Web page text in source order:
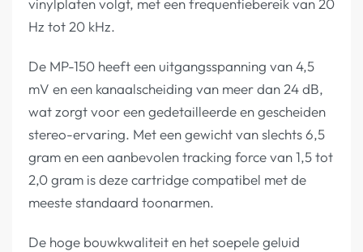
Hz tot 20 kHz.
De MP-150 heeft een uitgangsspanning van 4,5
mV en een kanaalscheiding van meer dan 24 dB,
wat zorgt voor een gedetailleerde en gescheiden
stereo-ervaring. Met een gewicht van slechts 6,5
gram en een aanbevolen tracking force van 1,5 tot
2,0 gram is deze cartridge compatibel met de
meeste standaard toonarmen.
De hoge bouwkwaliteit en het soepele geluid